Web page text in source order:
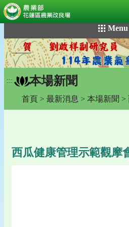
到
主
要
內
容
Menu
::: 本場新聞
首頁 > 最新消息 > 本場新聞 >
西瓜健康管理示範觀摩